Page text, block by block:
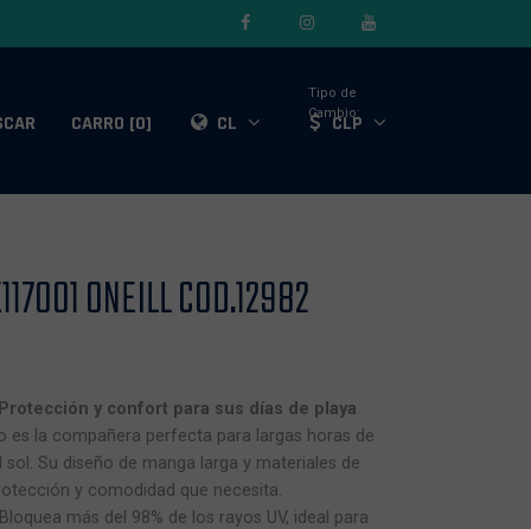
CARRO [0] CL
Tipo de
Cambio:
CLP
ONEILL COD.12982
y confort para sus días de playa
es la compañera perfecta para largas horas de
Su diseño de manga larga y materiales de
y comodidad que necesita.
Bloquea más del 98% de los rayos UV, ideal para